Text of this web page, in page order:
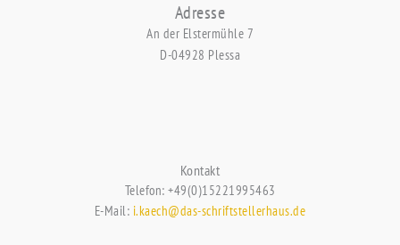
Adresse
An der Elstermühle 7
D-04928 Plessa
Kontakt
Telefon: +49(0)15221995463
E-Mail: i.kaech@das-schriftstellerhaus.de